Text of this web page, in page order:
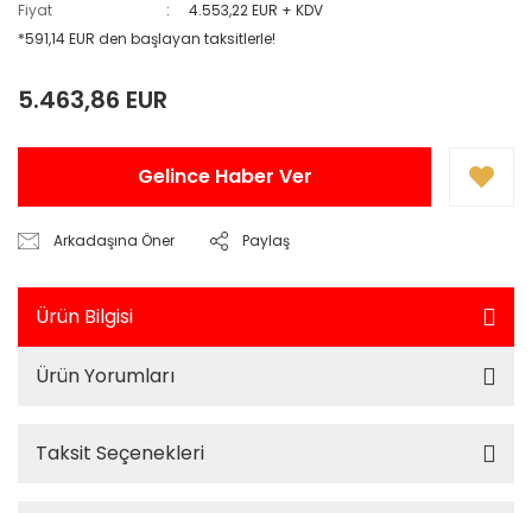
Fiyat
4.553,22 EUR + KDV
*591,14 EUR den başlayan taksitlerle!
5.463,86 EUR
Gelince Haber Ver
Arkadaşına Öner Paylaş
Ürün Bilgisi
Ürün Yorumları
Taksit Seçenekleri